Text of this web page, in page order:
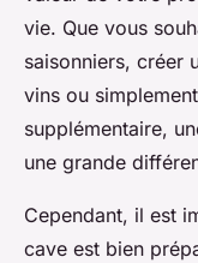
vie. Que vous
saisonniers, créer
vins ou
supplémentaire,
une grande
Cependant, il est
cave est bien